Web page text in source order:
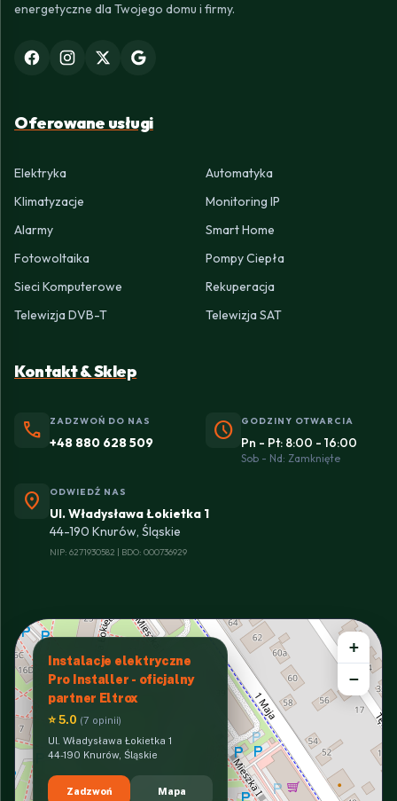
energetyczne dla Twojego domu i firmy.
Oferowane usługi
Elektryka
Automatyka
Klimatyzacje
Monitoring IP
Alarmy
Smart Home
Fotowoltaika
Pompy Ciepła
Sieci Komputerowe
Rekuperacja
Telewizja DVB-T
Telewizja SAT
Kontakt & Sklep
phone ZADZWOŃ DO NAS
+48 880 628 509 schedule GODZINY OTWARCIA
Pn - Pt: 8:00 - 16:00
Sob - Nd: Zamknięte
location_on ODWIEDŹ NAS
Ul. Władysława Łokietka 1
44-190 Knurów, Śląskie
NIP: 6271930582 | BDO: 000736929
Instalacje elektryczne
Pro Installer - oficjalny
partner Eltrox
⭐ 5.0 (7 opinii)
Ul. Władysława Łokietka 1
44-190 Knurów, Śląskie
Zadzwoń Mapa
+
−